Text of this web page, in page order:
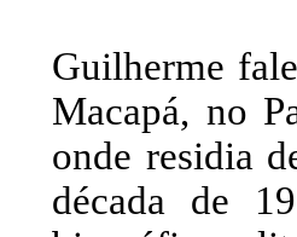
Guilherme
Macapá, no
onde residia
década de